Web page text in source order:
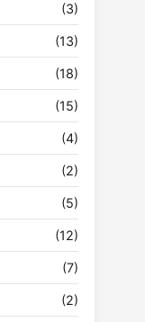
(3)
(13)
(18)
(15)
(4)
(2)
(5)
(12)
(7)
(2)